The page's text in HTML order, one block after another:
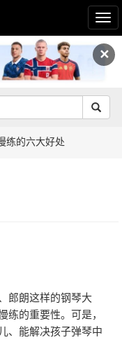
✕
练的六大好处
郎朗这样的钢琴大
的重要性。可是，
、能解决孩子弹琴中